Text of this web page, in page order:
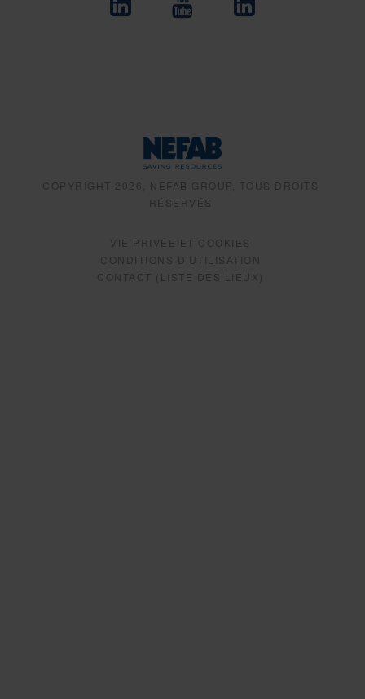
COPYRIGHT 2026, NEFAB GROUP, TOUS DROITS
RÉSERVÉS
VIE PRIVÉE ET COOKIES
CONDITIONS D'UTILISATION
CONTACT (LISTE DES LIEUX)